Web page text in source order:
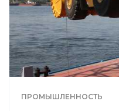
ПРОМЫШЛЕННОСТЬ